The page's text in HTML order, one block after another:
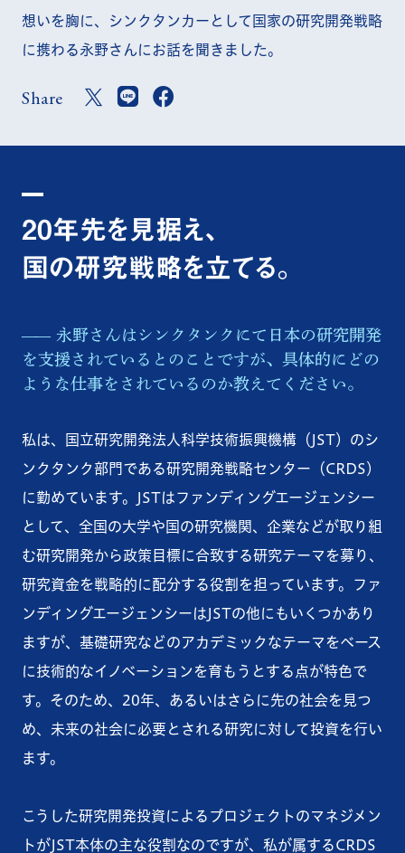
想いを胸に、シンクタンカーとして国家の研究開発戦略
に携わる永野さんにお話を聞きました。
Share
20年先を見据え、
国の研究戦略を立てる。
永野さんはシンクタンクにて日本の研究開発
を支援されているとのことですが、具体的にどの
ような仕事をされているのか教えてください。
私は、国立研究開発法人科学技術振興機構（JST）のシ
ンクタンク部門である研究開発戦略センター（CRDS）
に勤めています。JSTはファンディングエージェンシー
として、全国の大学や国の研究機関、企業などが取り組
む研究開発から政策目標に合致する研究テーマを募り、
研究資金を戦略的に配分する役割を担っています。ファ
ンディングエージェンシーはJSTの他にもいくつかあり
ますが、基礎研究などのアカデミックなテーマをベース
に技術的なイノベーションを育もうとする点が特色で
す。そのため、20年、あるいはさらに先の社会を見つ
め、未来の社会に必要とされる研究に対して投資を行い
ます。
こうした研究開発投資によるプロジェクトのマネジメン
トがJST本体の主な役割なのですが、私が属するCRDS